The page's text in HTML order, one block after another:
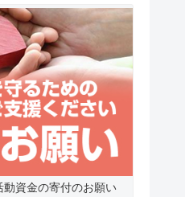
資金の寄付のお願い